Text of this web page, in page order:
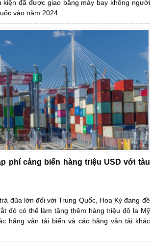
kiện đã được giao bằng máy bay không người
vào năm 2024
phí cảng biển hàng triệu USD với tàu
đũa lớn đối với Trung Quốc, Hoa Kỳ đang đề
đỏ có thể làm tăng thêm hàng triệu đô la Mỹ
hãng vận tải biển và các hãng vận tải khác